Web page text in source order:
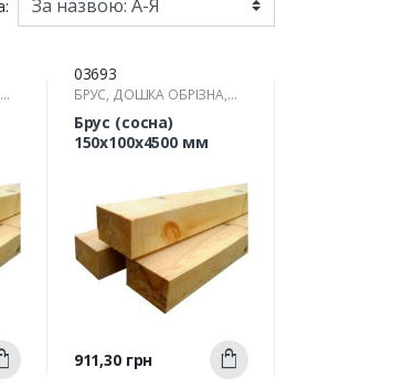
Купити
03693
БРУС, ДОШКА ОБРІЗНА,
РЕЙКА
Брус (сосна)
150х100х4500 мм
Швидкий
перегляд
Ціна
911,30 грн Купити